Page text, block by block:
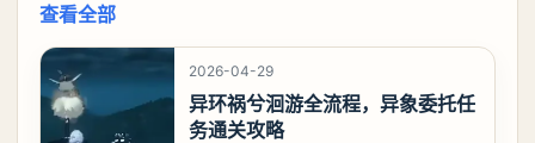
查看全部
2026-04-29
异环祸兮洄游全流程，异象委托任
务通关攻略